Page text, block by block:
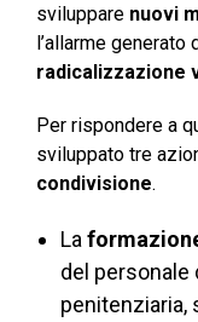
sviluppare nuovi
l’allarme
radicalizzazione
Per rispondere a
sviluppato tre
condivisione.
La
del personale
penitenziaria,